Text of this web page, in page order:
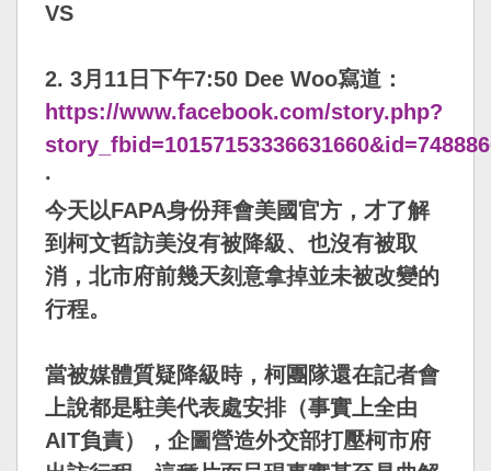
VS
2. 3月11日下午7:50 Dee Woo寫道：
https://www.facebook.com/story.php?
·
今天以FAPA身份拜會美國官方，才了解
到柯文哲訪美沒有被降級、也沒有被取
消 ， 北市府前幾天刻意拿掉並未被改變的
行程。
當被媒體質疑降級時， 柯團隊還在記者會
上說都是駐美代表處安排（事實上全由
AIT負責）， 企圖營造外交部打壓柯市府